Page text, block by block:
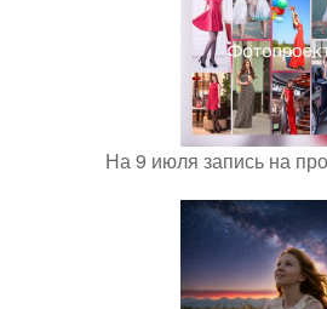
На 9 июля запись на